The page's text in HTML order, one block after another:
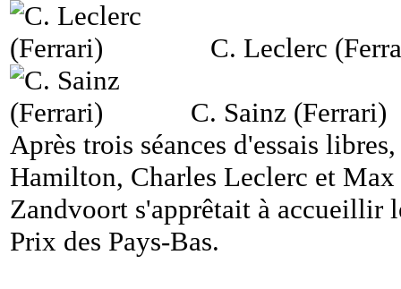
C. Leclerc
C. Sainz (Ferrari)
Après trois séances d'essais
Hamilton, Charles Leclerc et
Zandvoort s'apprêtait à accueillir
Prix des Pays-Bas.